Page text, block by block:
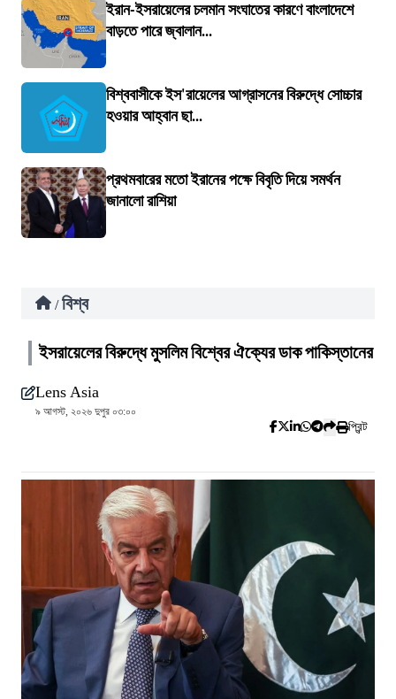
ইরান-ইসরায়েলের চলমান সংঘাতের কারণে বাংলাদেশে
বাড়তে পারে জ্বালান...
বিশ্ববাসীকে ইস'রায়েলের আগ্রাসনের বিরুদ্ধে সোচ্চার
হওয়ার আহ্বান ছা...
প্রথমবারের মতো ইরানের পক্ষে বিবৃতি দিয়ে সমর্থন
জানালো রাশিয়া
/ বিশ্ব
ইসরায়েলের বিরুদ্ধে মুসলিম বিশ্বের ঐক্যের ডাক পাকিস্তানের
Lens Asia
৯ আগস্ট, ২০২৬ দুপুর ০৩:০০
প্রিন্ট